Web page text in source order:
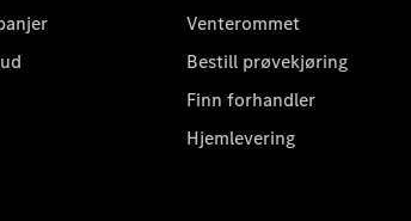
Venterommet
Bestill prøvekjøring
Finn forhandler
Hjemlevering